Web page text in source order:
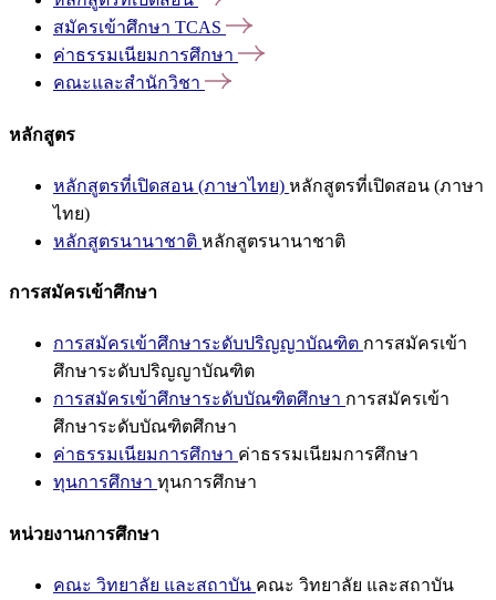
สมัครเข้าศึกษา TCAS
ค่าธรรมเนียมการศึกษา
คณะและสำนักวิชา
หลักสูตร
หลักสูตรที่เปิดสอน (ภาษาไทย) หลักสูตรที่เปิดสอน (ภาษา
ไทย)
หลักสูตรนานาชาติ หลักสูตรนานาชาติ
การสมัครเข้าศึกษา
การสมัครเข้าศึกษาระดับปริญญาบัณฑิต การสมัครเข้า
ศึกษาระดับปริญญาบัณฑิต
การสมัครเข้าศึกษาระดับบัณฑิตศึกษา การสมัครเข้า
ศึกษาระดับบัณฑิตศึกษา
ค่าธรรมเนียมการศึกษา ค่าธรรมเนียมการศึกษา
ทุนการศึกษา ทุนการศึกษา
หน่วยงานการศึกษา
คณะ วิทยาลัย และสถาบัน คณะ วิทยาลัย และสถาบัน